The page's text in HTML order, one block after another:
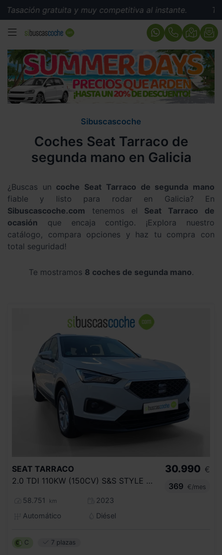
gratuita y muy competitiva al instante.
MENÚ
Sibuscascoche
Coches Seat Tarraco de
segunda mano en Galicia
¿Buscas un coche Seat Tarraco de segunda mano
fiable y listo para rodar en Galicia? En
Sibuscascoche.com tenemos el Seat Tarraco de
ocasión que encaja contigo. ¡Explora nuestro
catálogo, compara opciones y haz tu compra con
total seguridad!
Te mostramos 8 coches de segunda mano.
SEAT TARRACO
2.0 TDI 110KW (150CV) S&S STYLE DSG
58.751 km
2023
Automático
Diésel
30.990 €
369
€/mes
C 7 plazas